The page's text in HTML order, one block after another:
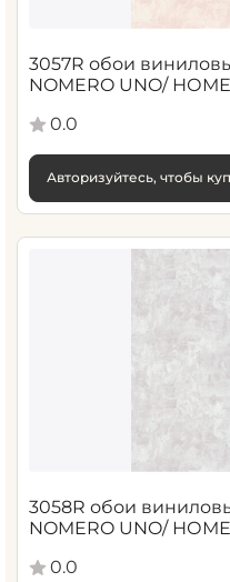
3057R обои
NOMERO UNO/
0.0
Авторизуйтесь, чтобы
3058R обои
NOMERO UNO/
0.0